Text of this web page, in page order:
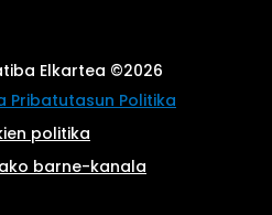
Elkartea ©2026
Pribatutasun Politika
politika
barne-kanala